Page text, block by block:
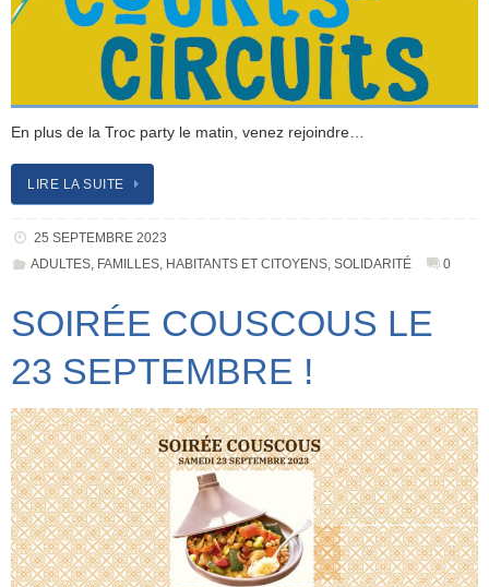
En plus de la Troc party le matin, venez rejoindre…
LIRE LA SUITE
25 SEPTEMBRE 2023
ADULTES, FAMILLES, HABITANTS ET CITOYENS, SOLIDARITÉ 0
SOIRÉE COUSCOUS LE
23 SEPTEMBRE !